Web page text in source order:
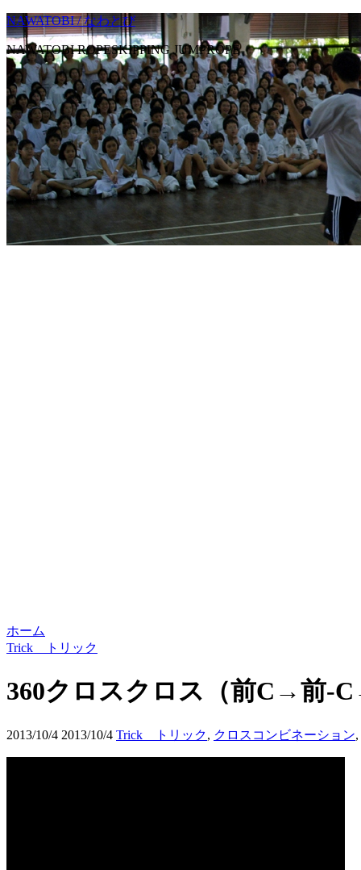
NAWATOBI / なわとび
NAWATOBI ROPESKIPPING JUMPROPE
ホーム
Trick トリック
360クロスクロス（前C→前-
2013/10/4 2013/10/4 Trick トリック, クロスコンビネーション,